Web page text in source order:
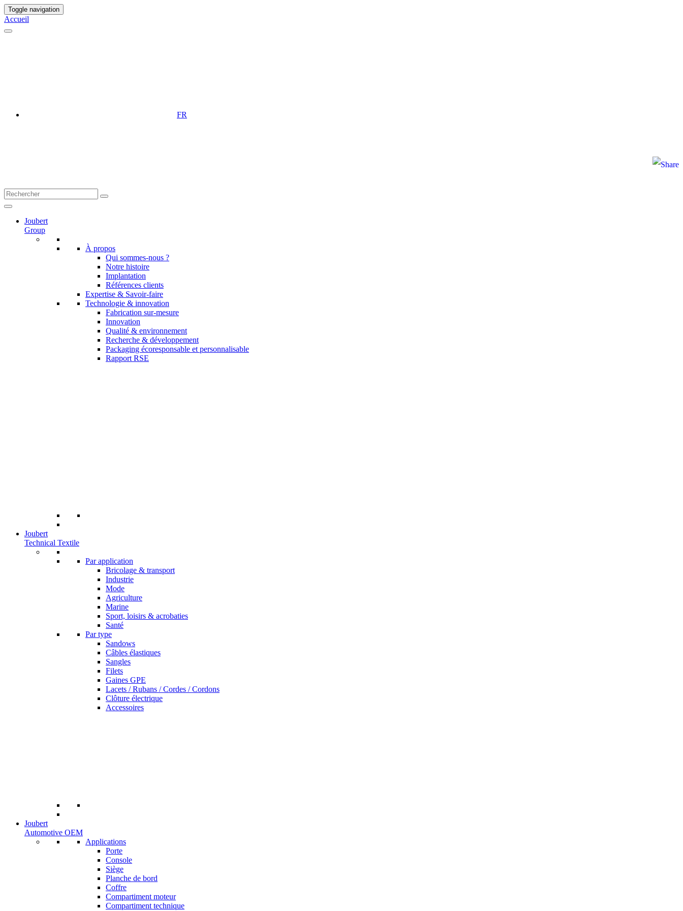
Toggle navigation
Accueil
FR
Joubert
Group
À propos
Qui sommes-nous ?
Notre histoire
Implantation
Références clients
Expertise & Savoir-faire
Technologie & innovation
Fabrication sur-mesure
Innovation
Qualité & environnement
Recherche & développement
Packaging écoresponsable et personnalisable
Rapport RSE
Joubert
Technical Textile
Par application
Bricolage & transport
Industrie
Mode
Agriculture
Marine
Sport, loisirs & acrobaties
Santé
Par type
Sandows
Câbles élastiques
Sangles
Filets
Gaines GPE
Lacets / Rubans / Cordes / Cordons
Clôture électrique
Accessoires
Joubert
Automotive OEM
Applications
Porte
Console
Siège
Planche de bord
Coffre
Compartiment moteur
Compartiment technique